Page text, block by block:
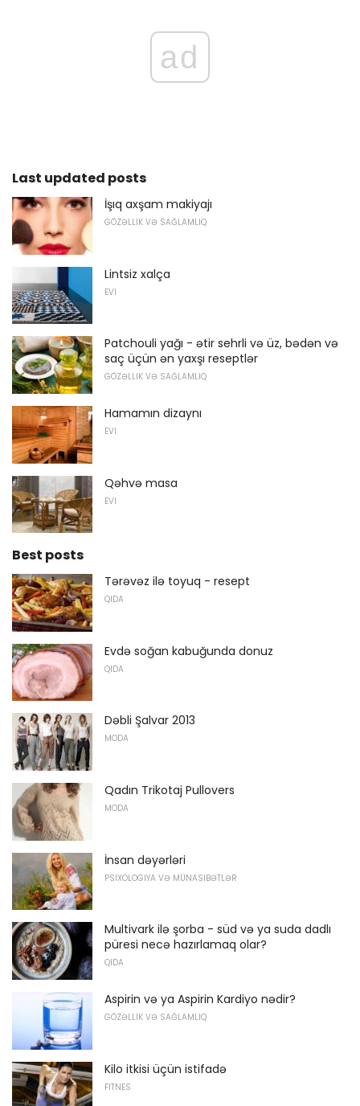
ad
Last updated posts
İşıq axşam makiyajı
GÖZƏLLIK VƏ SAĞLAMLIQ
Lintsiz xalça
EVI
Patchouli yağı - ətir sehrli və üz, bədən və
saç üçün ən yaxşı reseptlər
GÖZƏLLIK VƏ SAĞLAMLIQ
Hamamın dizaynı
EVI
Qəhvə masa
EVI
Best posts
Tərəvəz ilə toyuq - resept
QIDA
Evdə soğan kabuğunda donuz
QIDA
Dəbli Şalvar 2013
MODA
Qadın Trikotaj Pullovers
MODA
İnsan dəyərləri
PSIXOLOGIYA VƏ MÜNASIBƏTLƏR
Multivark ilə şorba - süd və ya suda dadlı
püresi necə hazırlamaq olar?
QIDA
Aspirin və ya Aspirin Kardiyo nədir?
GÖZƏLLIK VƏ SAĞLAMLIQ
Kilo itkisi üçün istifadə
FITNES